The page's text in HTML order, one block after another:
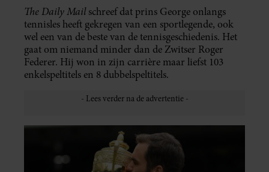
The Daily Mailschreef dat prins George onlangs
tennisles heeft gekregen van een sportlegende, ook
wel een van de beste van de tennisgeschiedenis. Het
gaat om niemand minder dan de Zwitser Roger
Federer. Hij won in zijn carrière maar liefst 103
enkelspeltitels en 8 dubbelspeltitels.